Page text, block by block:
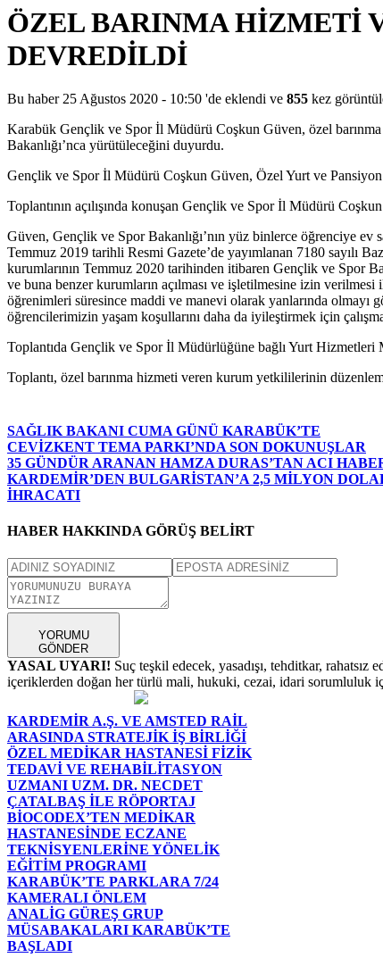
ÖZEL BARINMA HİZMETİ
DEVREDİLDİ
Bu haber 25 Ağustos 2020 - 10:50 'de eklendi ve 855 kez
Karabük Gençlik ve Spor İl Müdürü Coşkun Güven, özel
Bakanlığı’nca yürütüleceğini duyurdu.
Gençlik ve Spor İl Müdürü Coşkun Güven, Özel Yurt ve
Toplantının açılışında konuşan Gençlik ve Spor İl Müdürü
Güven, Gençlik ve Spor Bakanlığı’nın yüz binlerce öğrenciye
Temmuz 2019 tarihli Resmi Gazete’de yayımlanan 7180 sayılı
kurumlarının Temmuz 2020 tarihinden itibaren Gençlik ve Spor
ve buna benzer kurumların açılması ve işletilmesine izin
öğrenimleri süresince maddi ve manevi olarak yanlarında
öğrencilerimizin yaşam koşullarını daha da iyileştirmek için
Toplantıda Gençlik ve Spor İl Müdürlüğüne bağlı Yurt
Toplantı, özel barınma hizmeti veren kurum yetkililerinin
SAĞLIK BAKANI CUMA GÜNÜ KARABÜK’TE
CEVİZKENT TEMA PARKI’NDA SON DOKUNUŞLAR
35 GÜNDÜR ARANAN HAMZA DURAS’TAN ACI
KARDEMİR’DEN BULGARİSTAN’A 2,5 MİLYON
İHRACATI
HABER HAKKINDA GÖRÜŞ BELİRT
YORUMU
GÖNDER
YASAL UYARI! Suç teşkil edecek, yasadışı, tehditkar,
içeriklerden doğan her türlü mali, hukuki, cezai, idari sorumluluk
KARDEMİR A.Ş. VE AMSTED RAİL
ARASINDA STRATEJİK İŞ BİRLİĞİ
ÖZEL MEDİKAR HASTANESİ FİZİK
TEDAVİ VE REHABİLİTASYON
UZMANI UZM. DR. NECDET
ÇATALBAŞ İLE RÖPORTAJ
BİOCODEX’TEN MEDİKAR
HASTANESİNDE ECZANE
TEKNİSYENLERİNE YÖNELİK
EĞİTİM PROGRAMI
KARABÜK’TE PARKLARA 7/24
KAMERALI ÖNLEM
ANALİG GÜREŞ GRUP
MÜSABAKALARI KARABÜK’TE
BAŞLADI